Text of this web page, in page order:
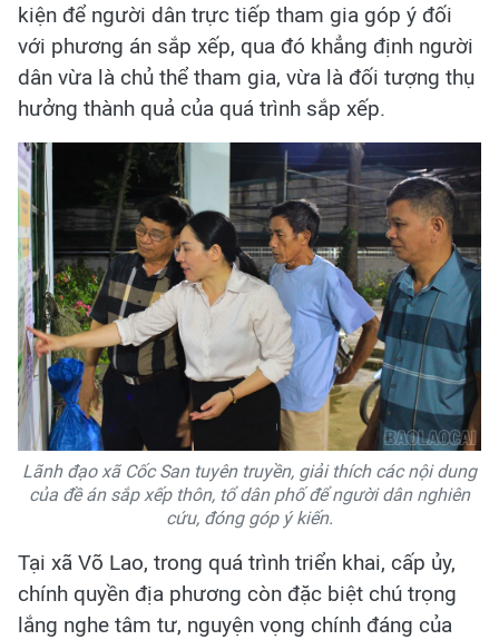
kiện để người dân trực tiếp tham gia góp ý đối
với phương án sắp xếp, qua đó khẳng định người
dân vừa là chủ thể tham gia, vừa là đối tượng thụ
hưởng thành quả của quá trình sắp xếp.
Lãnh đạo xã Cốc San tuyên truyền, giải thích các nội dung
của đề án sắp xếp thôn, tổ dân phố để người dân nghiên
cứu, đóng góp ý kiến.
Tại xã Võ Lao, trong quá trình triển khai, cấp ủy,
chính quyền địa phương còn đặc biệt chú trọng
lắng nghe tâm tư, nguyện vọng chính đáng của